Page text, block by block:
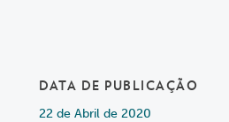
DATA DE PUBLICAÇÃO
22 de Abril de 2020